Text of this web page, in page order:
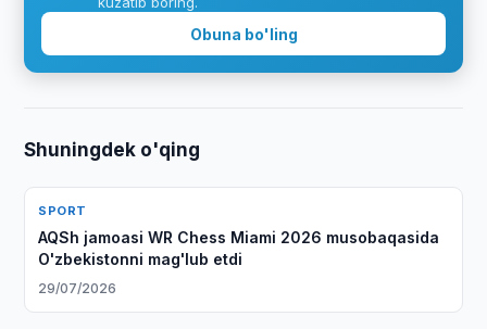
Obuna bo'ling
Shuningdek o'qing
SPORT
AQSh jamoasi WR Chess Miami 2026 musobaqasida
O'zbekistonni mag'lub etdi
29/07/2026